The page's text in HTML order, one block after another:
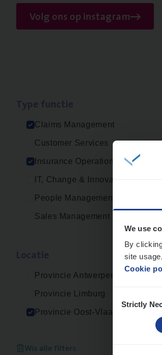
We use
By
site
Cookie
Selection
Strictly
Volg ons op instagram
Claims Management
Customer Services
Insurance Operations
IT, Change & Innovation
People Management
Sales Management
Provincie Antwerpen
Provincie Limburg
Provincie Oost-Vlaanderen
Wis alle filters